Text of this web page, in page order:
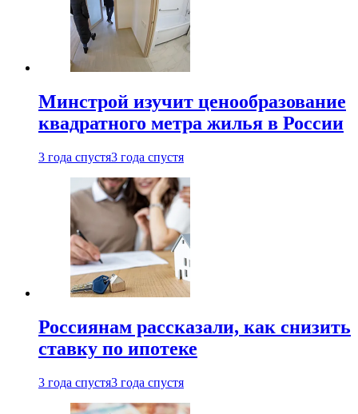
Минстрой изучит ценообразование
квадратного метра жилья в России
3 года спустя3 года спустя
Россиянам рассказали, как снизить
ставку по ипотеке
3 года спустя3 года спустя